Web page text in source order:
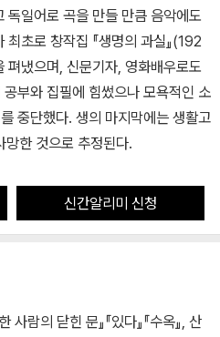
독일어로 곡을 만들 만큼 음악에도
초로 창작집 『생명의 과실』(192
펴냈으며, 신문기자, 영화배우로도
부와 집필에 힘썼으나 모욕적인 소
중단했다. 생의 마지막에는 생활고
한 것으로 추정된다.
신간알리미 신청
사람의 닫힌 문』『있다』『수옥』, 산